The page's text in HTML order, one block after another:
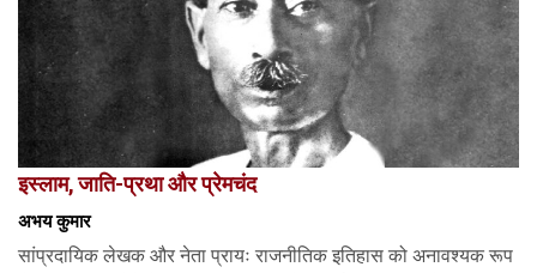
इस्लाम, जाति-प्रथा और प्रेमचंद
अभय कुमार
सांप्रदायिक लेखक और नेता प्रायः राजनीतिक इतिहास को अनावश्यक रूप